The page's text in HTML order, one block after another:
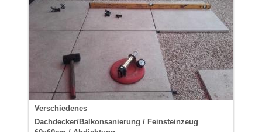
Verschiedenes
Dachdecker/Balkonsanierung / Feinsteinzeug